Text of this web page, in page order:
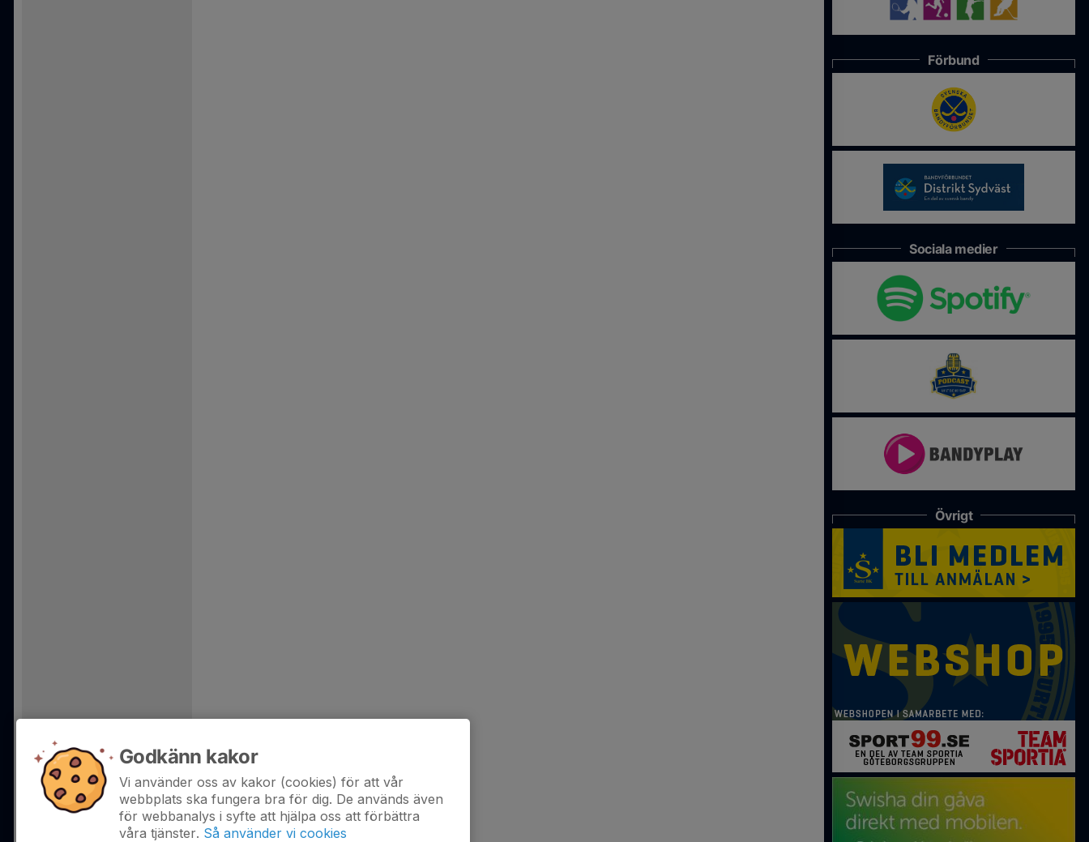
Förbund
Sociala medier
Övrigt
Godkänn kakor
Vi använder oss av kakor (cookies) för att vår
webbplats ska fungera bra för dig. De används även
för webbanalys i syfte att hjälpa oss att förbättra
våra tjänster. Så använder vi cookies